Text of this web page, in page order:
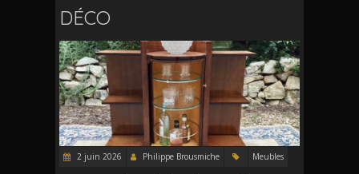
DÉCO
2 juin 2026 Philippe Brousmiche Meubles